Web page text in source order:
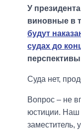
У
виновные в
будут
судах до
Суда нет,
Вопрос – не
юстиции. Наш
заместитель,